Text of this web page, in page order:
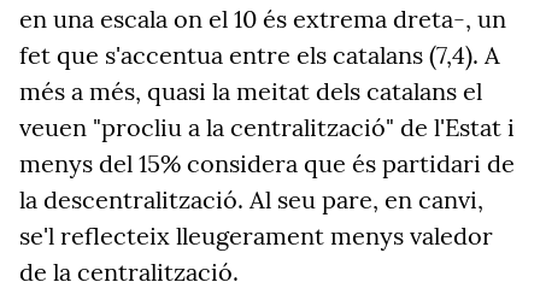
en una escala on el 10 és extrema dreta-, un
fet que s'accentua entre els catalans (7,4). A
més a més, quasi la meitat dels catalans el
veuen "procliu a la centralització" de l'Estat i
menys del 15% considera que és partidari de
la descentralització. Al seu pare, en canvi,
se'l reflecteix lleugerament menys valedor
de la centralització.